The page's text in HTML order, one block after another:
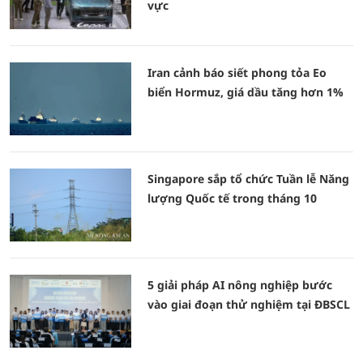
vực
Iran cảnh báo siết phong tỏa Eo
biển Hormuz, giá dầu tăng hơn 1%
Singapore sắp tổ chức Tuần lễ Năng
lượng Quốc tế trong tháng 10
5 giải pháp AI nông nghiệp bước
vào giai đoạn thử nghiệm tại ĐBSCL